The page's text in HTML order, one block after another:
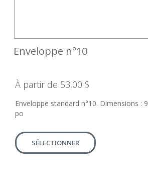
Enveloppe n°10
À partir de 53,00 $
Enveloppe standard n°10. Dimensions :
po
SÉLECTIONNER